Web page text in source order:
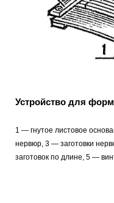
Устройство для
1 — гнутое листовое
нервюр, 3 — заготовки
заготовок по длине, 5 —